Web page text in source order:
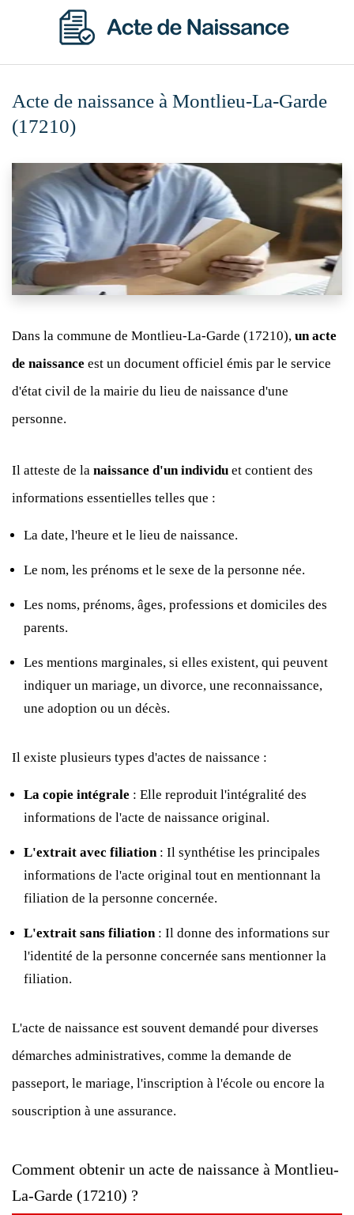
Acte de naissance à Montlieu-La-Garde
(17210)
Dans la commune de Montlieu-La-Garde (17210), un acte
de naissance est un document officiel émis par le service
d'état civil de la mairie du lieu de naissance d'une
personne.
Il atteste de la naissance d'un individu et contient des
informations essentielles telles que :
La date, l'heure et le lieu de naissance.
Le nom, les prénoms et le sexe de la personne née.
Les noms, prénoms, âges, professions et domiciles des
parents.
Les mentions marginales, si elles existent, qui peuvent
indiquer un mariage, un divorce, une reconnaissance,
une adoption ou un décès.
Il existe plusieurs types d'actes de naissance :
La copie intégrale : Elle reproduit l'intégralité des
informations de l'acte de naissance original.
L'extrait avec filiation: Il synthétise les principales
informations de l'acte original tout en mentionnant la
filiation de la personne concernée.
L'extrait sans filiation: Il donne des informations sur
l'identité de la personne concernée sans mentionner la
filiation.
L'acte de naissance est souvent demandé pour diverses
démarches administratives, comme la demande de
passeport, le mariage, l'inscription à l'école ou encore la
souscription à une assurance.
Comment obtenir un acte de naissance à Montlieu-
La-Garde (17210) ?